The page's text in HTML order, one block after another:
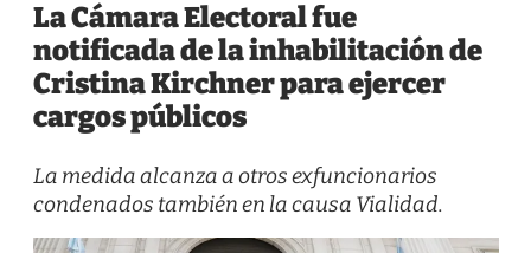
La Cámara Electoral fue
notificada de la inhabilitación de
Cristina Kirchner para ejercer
cargos públicos
La medida alcanza a otros exfuncionarios
condenados también en la causa Vialidad.